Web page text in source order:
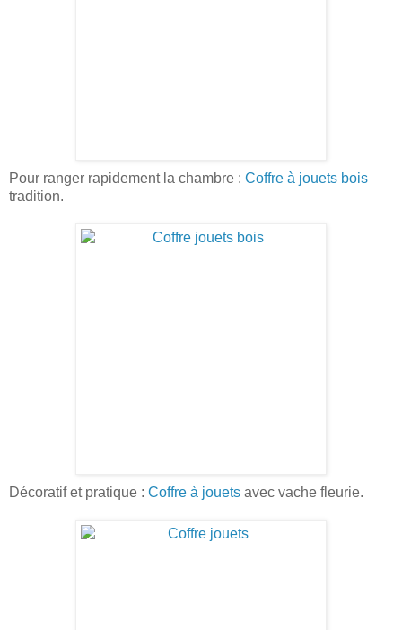
Pour ranger rapidement la chambre : Coffre à jouets bois
tradition.
Décoratif et pratique : Coffre à jouets avec vache fleurie.